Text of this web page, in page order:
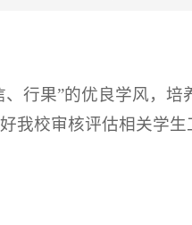
行果”的优良学风，
我校审核评估相关学